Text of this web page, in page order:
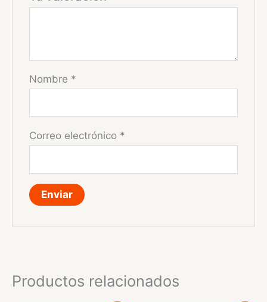
Nombre *
Correo electrónico *
Productos relacionados